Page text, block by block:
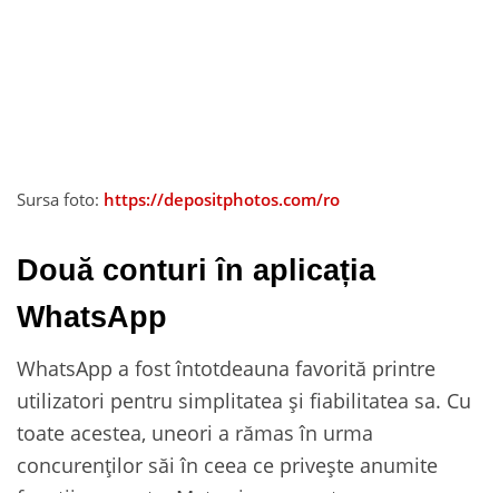
Sursa foto: https://depositphotos.com/ro
Două conturi în aplicația
WhatsApp
WhatsApp a fost întotdeauna favorită printre
utilizatori pentru simplitatea și fiabilitatea sa. Cu
toate acestea, uneori a rămas în urma
concurenților săi în ceea ce privește anumite